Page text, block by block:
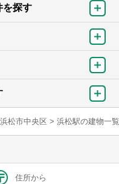
を探す
浜松市中央区 > 浜松駅の建物一覧
住所から